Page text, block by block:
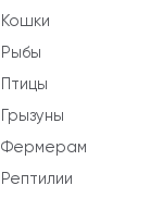
Кошки
Рыбы
Птицы
Грызуны
Фермерам
Рептилии